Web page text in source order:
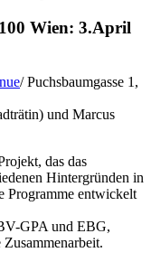
Wien: 3.April
/ Puchsbaumgasse 1,
und Marcus
das das
Hintergründen in
Programme entwickelt
GPA und EBG,